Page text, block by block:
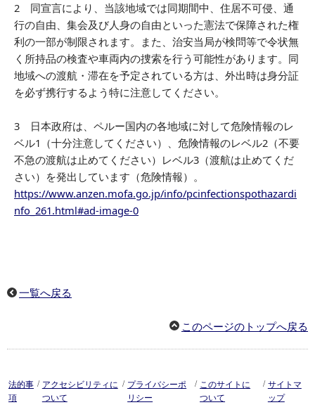
2 同宣言により、当該地域では同期間中、住居不可侵、通
行の自由、集会及び人身の自由といった憲法で保障された権
利の一部が制限されます。また、治安当局が検問等で令状無
く所持品の検査や車両内の捜索を行う可能性があります。同
地域への渡航・滞在を予定されている方は、外出時は身分証
を必ず携行するよう特に注意してください。
3 日本政府は、ペルー国内の各地域に対して危険情報のレ
ベル1（十分注意してください）、危険情報のレベル2（不要
不急の渡航は止めてください）レベル3（渡航は止めてくだ
さい）を発出しています（危険情報）。
https://www.anzen.mofa.go.jp/info/pcinfectionspothazardi
nfo_261.html#ad-image-0
一覧へ戻る
このページのトップへ戻る
法的事
項
/ アクセシビリティに
ついて
/ プライバシーポ
リシー
/ このサイトに
ついて
/ サイトマ
ップ